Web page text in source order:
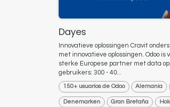
Dayes
Innovatieve oplossingen Cravit
met innovatieve oplossingen. Odoo is
sterke Europese partner met data
gebruikers: 300 - 40...
150+ usuarios de Odoo Alemania
Denemarken Gran Bretaña